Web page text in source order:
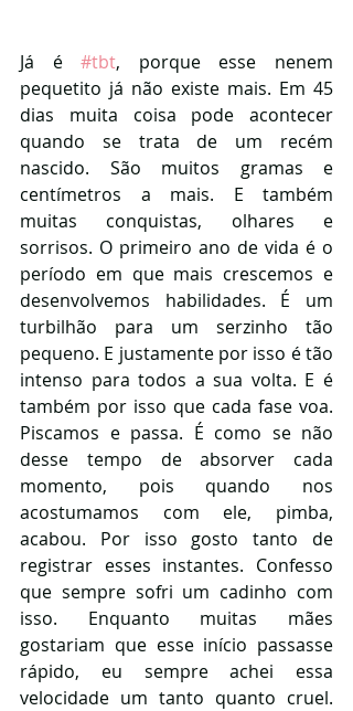
Já é #tbt, porque esse nenem
pequetito já não existe mais. Em 45
dias muita coisa pode acontecer
quando se trata de um recém
nascido. São muitos gramas e
centímetros a mais. E também
muitas conquistas, olhares e
sorrisos. O primeiro ano de vida é o
período em que mais crescemos e
desenvolvemos habilidades. É um
turbilhão para um serzinho tão
pequeno. E justamente por isso é tão
intenso para todos a sua volta. E é
também por isso que cada fase voa.
Piscamos e passa. É como se não
desse tempo de absorver cada
momento, pois quando nos
acostumamos com ele, pimba,
acabou. Por isso gosto tanto de
registrar esses instantes. Confesso
que sempre sofri um cadinho com
isso. Enquanto muitas mães
gostariam que esse início passasse
rápido, eu sempre achei essa
velocidade um tanto quanto cruel.